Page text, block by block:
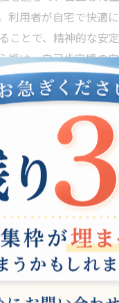
利用者が自宅で快適
ことで、精神的な安
感は、自己肯定感の
ります。 また、在宅
成長も期待できます。
たなスキルを身につ
能力を高めることが
が広がり、社会参加
、在宅支援は単なる
的な成長にも大きな
のストーリー：